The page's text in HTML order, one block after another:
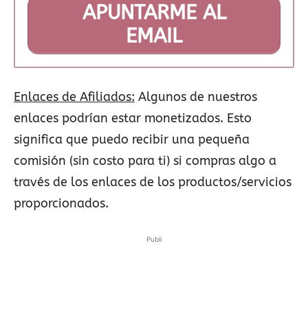
APUNTARME AL
EMAIL
Enlaces de Afiliados: Algunos de nuestros
enlaces podrían estar monetizados. Esto
significa que puedo recibir una pequeña
comisión (sin costo para ti) si compras algo a
través de los enlaces de los productos/servicios
proporcionados.
Publi